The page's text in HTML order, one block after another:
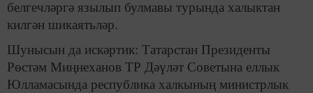
белгечләргә язылып булмавы турында халыктан
килгән шикаятьләр.
Шунысын да искәртик: Татарстан Президенты
Рөстәм Миңнеханов ТР Дәүләт Советына еллык
Юлламасында республика халкының министрлык